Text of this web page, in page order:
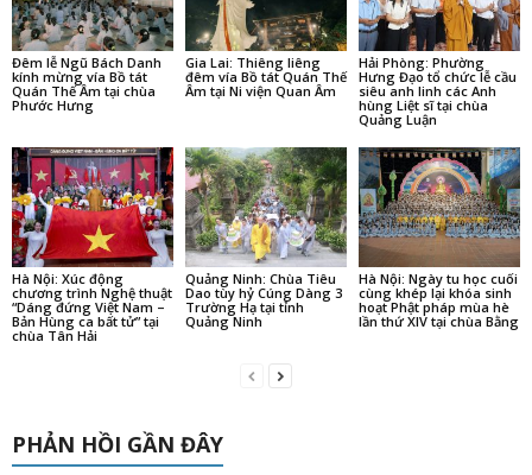
Đêm lễ Ngũ Bách Danh
kính mừng vía Bồ tát
Quán Thế Âm tại chùa
Phước Hưng
Gia Lai: Thiêng liêng
đêm vía Bồ tát Quán Thế
Âm tại Ni viện Quan Âm
Hải Phòng: Phường
Hưng Đạo tổ chức lễ cầu
siêu anh linh các Anh
hùng Liệt sĩ tại chùa
Quảng Luận
Hà Nội: Xúc động
chương trình Nghệ thuật
“Dáng đứng Việt Nam –
Bản Hùng ca bất tử” tại
chùa Tân Hải
Quảng Ninh: Chùa Tiêu
Dao tùy hỷ Cúng Dàng 3
Trường Hạ tại tỉnh
Quảng Ninh
Hà Nội: Ngày tu học cuối
cùng khép lại khóa sinh
hoạt Phật pháp mùa hè
lần thứ XIV tại chùa Bằng
PHẢN HỒI GẦN ĐÂY